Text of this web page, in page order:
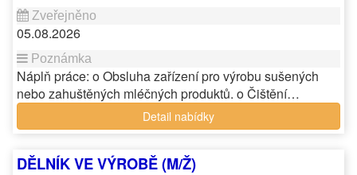
05.08.2026
Náplň práce: o Obsluha zařízení pro výrobu sušených
nebo zahuštěných mléčných produktů. o Čištění…
Detail nabídky
DĚLNÍK VE VÝROBĚ (M/Ž)